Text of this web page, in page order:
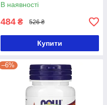
В наявності
484 ₴ 526 ₴
Купити
–6%